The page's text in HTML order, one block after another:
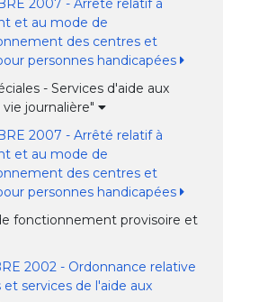
2007 - Arrêté relatif à
et au mode de
des centres et
personnes handicapées
- Services d'aide aux
journalière"
2007 - Arrêté relatif à
et au mode de
des centres et
personnes handicapées
fonctionnement provisoire et
2002 - Ordonnance relative
et services de l'aide aux